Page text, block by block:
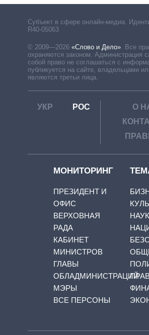
Субъект в сфере онлайн-медиа.
R40-05063
© 2009—2026 «Слово и Дело» Все
охраняются законом. Администрация
собой право не соглашаться с
публикуется на сайте, владельцами
являются третьи лица.
УКР РОС
О
МОНИТОРИНГ
ПРЕЗИДЕНТ И
ОФИС
ВЕРХОВНАЯ
РАДА
КАБИНЕТ
МИНИСТРОВ
ГЛАВЫ
ОБЛАДМИНИСТРАЦИЙ
МЭРЫ
ВСЕ ПЕРСОНЫ